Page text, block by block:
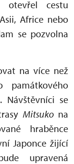
otevřel cestu
Africe nebo
se pozvolna
na více než
památkového
Návštěvníci se
Mitsukona
hraběnce
Japonce žijící
upravená